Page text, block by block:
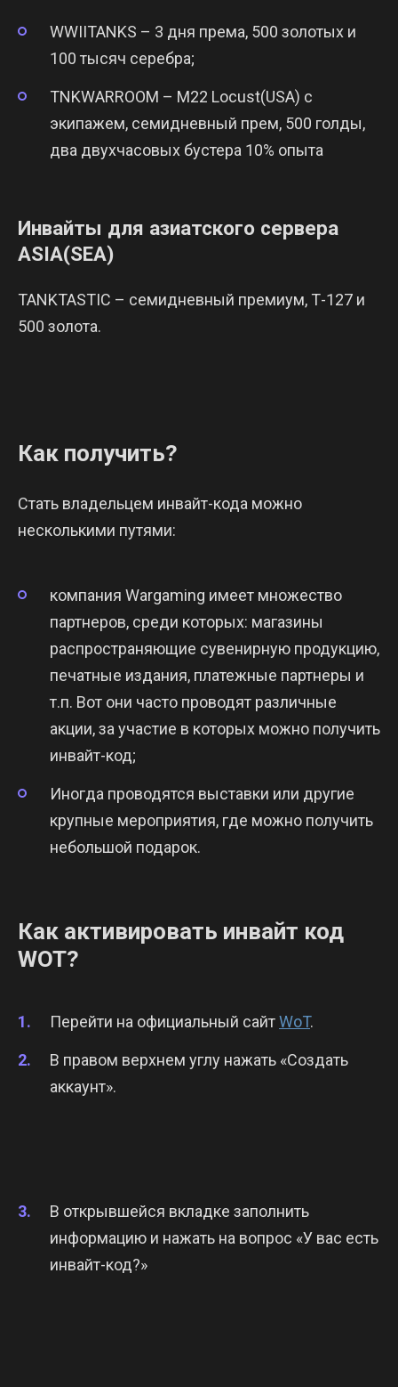
WWIITANKS – 3 дня према, 500 золотых и
100 тысяч серебра;
TNKWARROOM – М22 Locust(USA) с
экипажем, семидневный прем, 500 голды,
два двухчасовых бустера 10% опыта
Инвайты для азиатского сервера
ASIA(SEA)
TANKTASTIC – семидневный премиум, Т-127 и
500 золота.
Как получить?
Стать владельцем инвайт-кода можно
несколькими путями:
компания Wargaming имеет множество
партнеров, среди которых: магазины
распространяющие сувенирную продукцию,
печатные издания, платежные партнеры и
т.п. Вот они часто проводят различные
акции, за участие в которых можно получить
инвайт-код;
Иногда проводятся выставки или другие
крупные мероприятия, где можно получить
небольшой подарок.
Как активировать инвайт код
WOT?
Перейти на официальный сайтWoT.
В правом верхнем углу нажать «Создать
аккаунт».
В открывшейся вкладке заполнить
информацию и нажать на вопрос «У вас есть
инвайт-код?»